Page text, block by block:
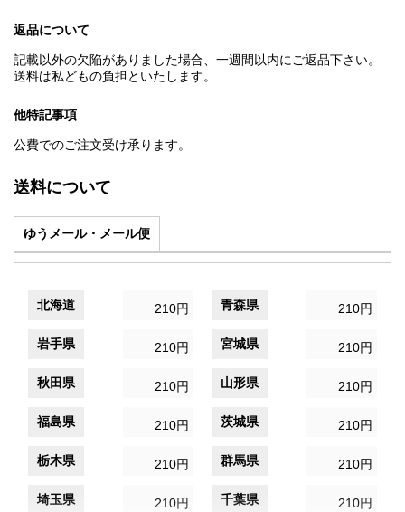
返品について
記載以外の欠陥がありました場合、一週間以内にご返品下さい。
送料は私どもの負担といたします。
他特記事項
公費でのご注文受け承ります。
送料について
ゆうメール・メール便
北海道 210円 青森県 210円
岩手県 210円 宮城県 210円
秋田県 210円 山形県 210円
福島県 210円 茨城県 210円
栃木県 210円 群馬県 210円
埼玉県 210円 千葉県 210円